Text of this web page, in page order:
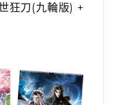
狂刀(九輪版) +